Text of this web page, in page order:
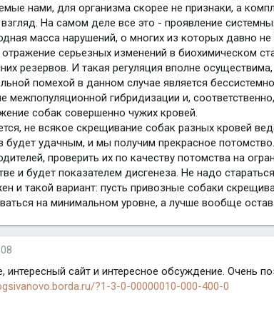
нами, для организма скорее не признаки, а
На самом деле все это - проявление
масса нарушений, о многих из которых давно
серьезных изменений в биохимическом
резервов. И такая регуляция вполне
помехой в данном случае является
межпопуляционной гибридизации и,
собак совершенно чужих кровей.
не всякое скрещивание собак разных кровей
будет удачным, и мы получим прекрасное
проверить их по качеству потомства на
и будет показателем дисгенеза. Не надо
и такой вариант: пусть привозные собаки
на минимальном уровне, а лучше вообще
интересный сайт и интересное обсуждение. Очень
?1-3-0-00000010-000-400-0